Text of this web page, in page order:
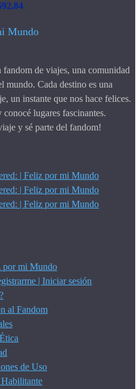
Mundo
de viajes, una comunidad
mundo. Cada destino es una
un instante que nos hace felices.
lugares fascinantes.
y sé parte del fandom!
por mi Mundo
| Iniciar sesión
al Fandom
de Uso